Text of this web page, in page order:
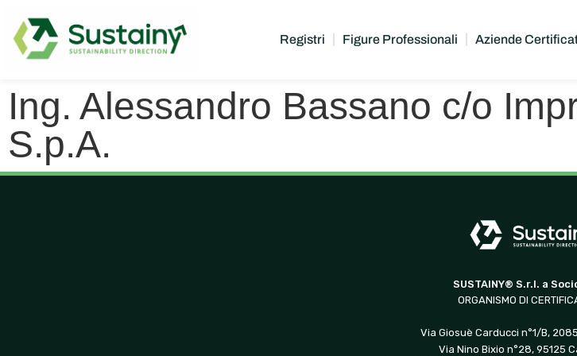
Registri Figure Professionali Aziende
Ing. Alessandro Bassano c/o
S.p.A.
SUSTAINY® S.r.l. a
ORGANISMO DI
Via Giosuè Carducci n°1/B,
Via Nino Bixio n°28, 95125